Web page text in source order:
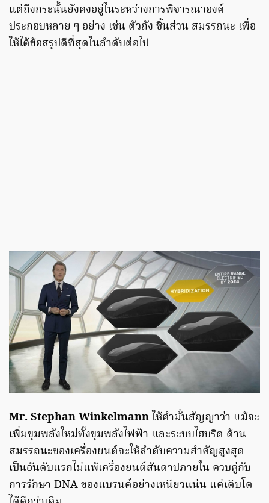
แต่ถึงกระนั้นยังคงอยู่ในระหว่างการพิจารณาองค์
ประกอบหลาย ๆ อย่าง เช่น ตัวถัง ชิ้นส่วน สมรรถนะ เพื่อ
ให้ได้ข้อสรุปดีที่สุดในลำดับต่อไป
Mr. Stephan Winkelmannให้คำมั่นสัญญาว่า แม้จะ
เพิ่มขุมพลังใหม่ทั้งขุมพลังไฟฟ้า และระบบไฮบริด ด้าน
สมรรถนะของเครื่องยนต์จะให้ลำดับความสำคัญสูงสุด
เป็นอันดับแรกไม่แพ้เครื่องยนต์สันดาปภายใน ควบคู่กับ
การรักษา DNA ของแบรนด์อย่างเหนียวแน่น แต่เติบโต